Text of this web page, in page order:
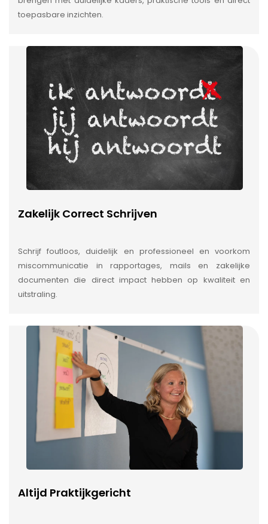
toepasbare inzichten.
Zakelijk Correct Schrijven
Schrijf foutloos, duidelijk en professioneel en voorkom
miscommunicatie in rapportages, mails en zakelijke
documenten die direct impact hebben op kwaliteit en
uitstraling.
Altijd Praktijkgericht